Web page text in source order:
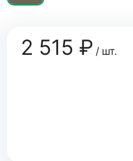
2 515 ₽/ шт.